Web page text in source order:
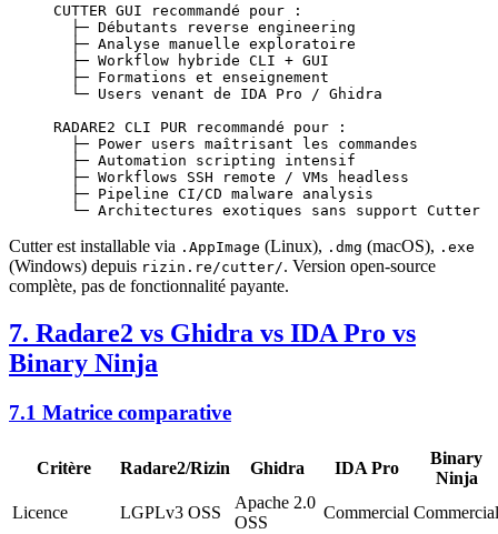
CUTTER GUI recommandé pour :
  ├─ Débutants reverse engineering
  ├─ Analyse manuelle exploratoire
  ├─ Workflow hybride CLI + GUI
  ├─ Formations et enseignement
  └─ Users venant de IDA Pro / Ghidra
RADARE2 CLI PUR recommandé pour :
  ├─ Power users maîtrisant les commandes
  ├─ Automation scripting intensif
  ├─ Workflows SSH remote / VMs headless
  ├─ Pipeline CI/CD malware analysis
  └─ Architectures exotiques sans support Cutter
Cutter est installable via .AppImage (Linux), .dmg (macOS), .exe
(Windows) depuis rizin.re/cutter/. Version open-source
complète, pas de fonctionnalité payante.
7. Radare2 vs Ghidra vs IDA Pro vs
Binary Ninja
7.1 Matrice comparative
Critère Radare2/Rizin Ghidra IDA Pro
Binary
Ninja
Licence
LGPLv3 OSS
Apache 2.0
OSS
Commercial Commercial